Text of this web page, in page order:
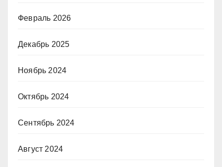
Февраль 2026
Декабрь 2025
Ноябрь 2024
Октябрь 2024
Сентябрь 2024
Август 2024